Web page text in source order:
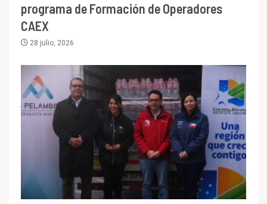
programa de Formación de Operadores
CAEX
28 julio, 2026